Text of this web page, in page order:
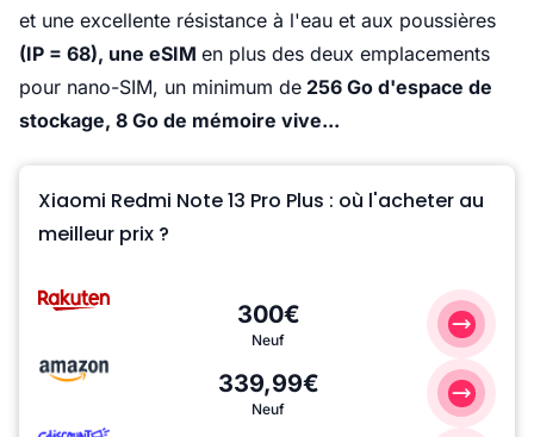
et une excellente résistance à l'eau et aux poussières
(IP = 68), une eSIM en plus des deux emplacements
pour nano-SIM, un minimum de 256 Go d'espace de
stockage, 8 Go de mémoire vive...
Xiaomi Redmi Note 13 Pro Plus : où l'acheter au
meilleur prix ?
300€
Neuf
339,99€
Neuf